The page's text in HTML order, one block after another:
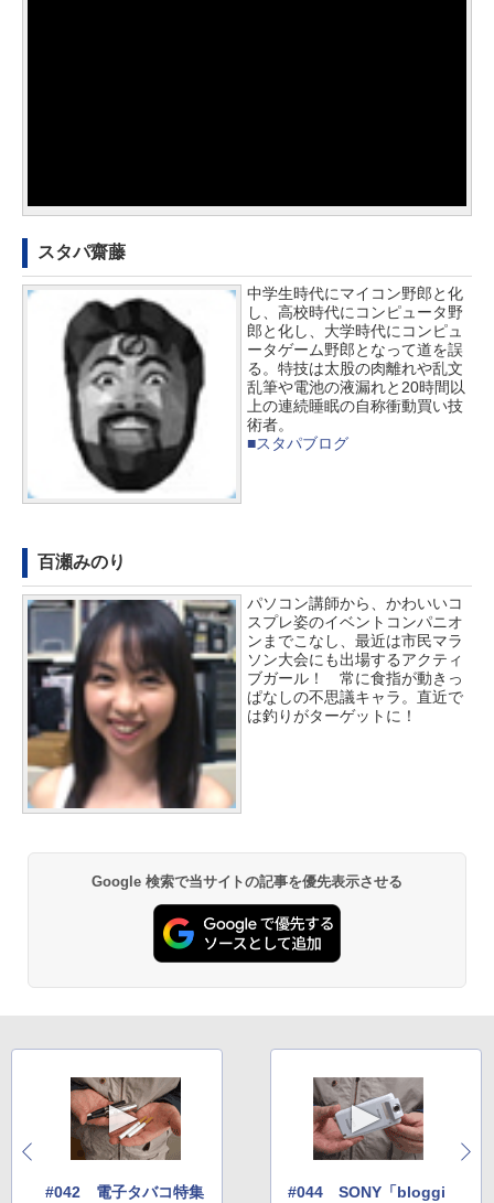
スタパ齋藤
中学生時代にマイコン野郎と化
し、高校時代にコンピュータ野
郎と化し、大学時代にコンピュ
ータゲーム野郎となって道を誤
る。特技は太股の肉離れや乱文
乱筆や電池の液漏れと20時間以
上の連続睡眠の自称衝動買い技
術者。
■スタパブログ
百瀬みのり
パソコン講師から、かわいいコ
スプレ姿のイベントコンパニオ
ンまでこなし、最近は市民マラ
ソン大会にも出場するアクティ
ブガール！ 常に食指が動きっ
ぱなしの不思議キャラ。直近で
は釣りがターゲットに！
Google 検索で当サイトの記事を優先表示させる
#042 電子タバコ特集
#044 SONY「bloggi